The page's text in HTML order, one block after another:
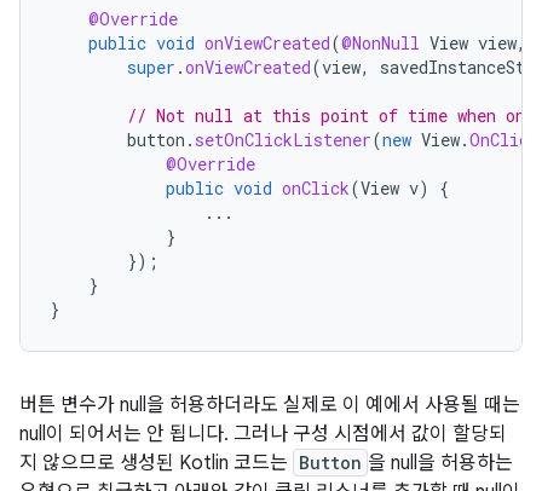
@Override
public void onViewCreated(@NonNull View view,
super .onViewCreated(view,
// Not null at this point of time when
button . setOnClickListener(new View.
@Override
public void onClick(View v)
{
...
}
});
}
}
버튼 변수가 null을 허용하더라도 실제로 이 예에서 사용될 때는
null이 되어서는 안 됩니다. 그러나 구성 시점에서 값이 할당되
지 않으므로 생성된 Kotlin 코드는 Button 을 null을 허용하는